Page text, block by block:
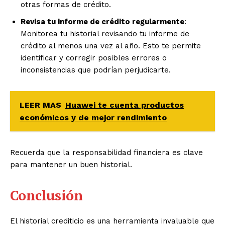
otras formas de crédito.
Revisa tu informe de crédito regularmente:
Monitorea tu historial revisando tu informe de
crédito al menos una vez al año. Esto te permite
identificar y corregir posibles errores o
inconsistencias que podrían perjudicarte.
LEER MAS Huawei te cuenta productos
económicos y de mejor rendimiento
Recuerda que la responsabilidad financiera es clave
para mantener un buen historial.
Conclusión
El historial crediticio es una herramienta invaluable que